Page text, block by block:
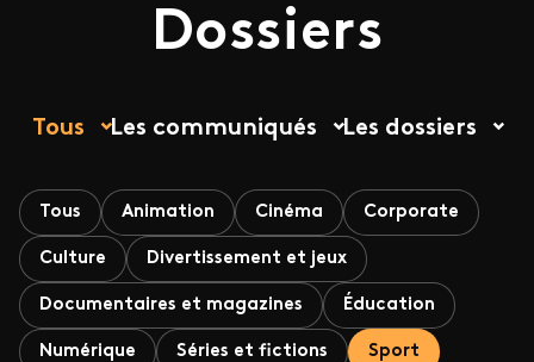
Dossiers
Tous Les communiqués Les dossiers
Tous Animation Cinéma Corporate
Culture Divertissement et jeux
Documentaires et magazines Éducation
Numérique Séries et fictions Sport